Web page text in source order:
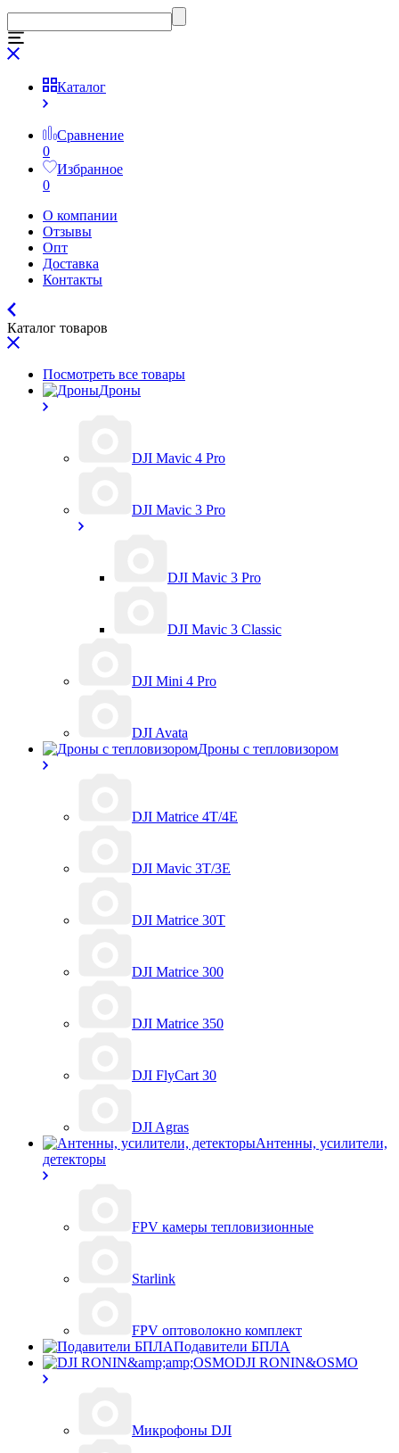
Каталог
Сравнение
0
Избранное
0
О компании
Отзывы
Опт
Доставка
Контакты
Каталог товаров
Посмотреть все товары
Дроны
DJI Mavic 4 Pro
DJI Mavic 3 Pro
DJI Mavic 3 Pro
DJI Mavic 3 Classic
DJI Mini 4 Pro
DJI Avata
Дроны с тепловизором
DJI Matrice 4T/4E
DJI Mavic 3T/3E
DJI Matrice 30T
DJI Matrice 300
DJI Matrice 350
DJI FlyCart 30
DJI Agras
Антенны, усилители,
детекторы
FPV камеры тепловизионные
Starlink
FPV оптоволокно комплект
Подавители БПЛА
DJI RONIN&OSMO
Микрофоны DJI